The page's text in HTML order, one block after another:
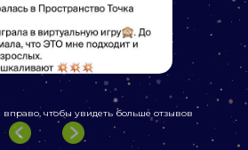
вправо, чтобы увидеть больше отзывов